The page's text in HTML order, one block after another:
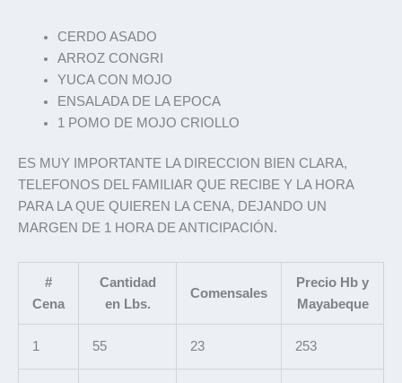
CERDO ASADO
ARROZ CONGRI
YUCA CON MOJO
ENSALADA DE LA EPOCA
1 POMO DE MOJO CRIOLLO
ES MUY IMPORTANTE LA DIRECCION BIEN CLARA,
TELEFONOS DEL FAMILIAR QUE RECIBE Y LA HORA
PARA LA QUE QUIEREN LA CENA, DEJANDO UN
MARGEN DE 1 HORA DE ANTICIPACIÓN.
#
Cena
Cantidad
en Lbs.
Comensales
Precio Hb y
Mayabeque
1 55 23 253